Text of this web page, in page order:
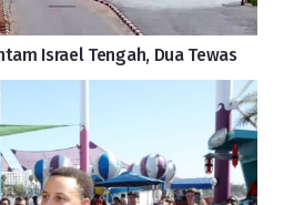
Israel Tengah, Dua Tewas